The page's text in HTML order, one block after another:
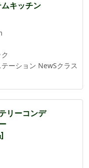
キッチン
テーション NewSクラス
リーコンデ